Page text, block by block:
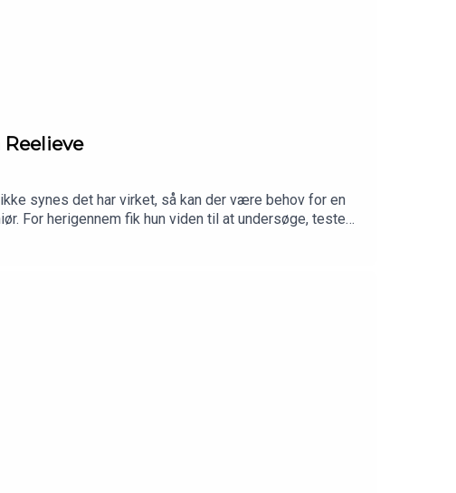
synes det har virket, så kan der være behov for en
For herigennem fik hun viden til at undersøge, teste
digital servicehund, der kan hjælpe både før, under og